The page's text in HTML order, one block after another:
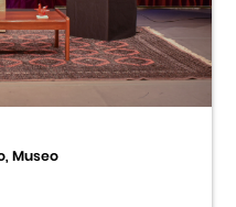
Japonés
Japonesa
Museo